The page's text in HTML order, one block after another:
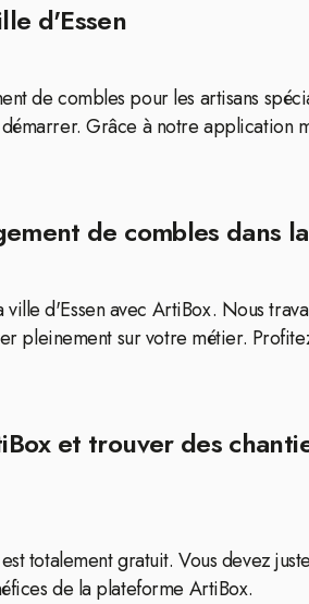
d'Essen
de combles pour les artisans
Grâce à notre application
de combles dans
d'Essen avec ArtiBox. Nous
pleinement sur votre métier.
et trouver des
totalement gratuit. Vous devez
de la plateforme ArtiBox.